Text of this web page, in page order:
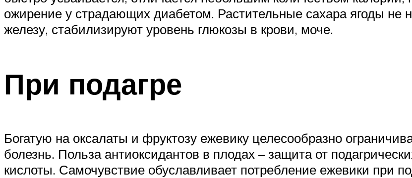
ожирение у страдающих диабетом. Растительные сахара ягоды не
железу, стабилизируют уровень глюкозы в крови, моче.
При подагре
Богатую на оксалаты и фруктозу ежевику целесообразно
болезнь. Польза антиоксидантов в плодах – защита от
кислоты. Самочувствие обуславливает потребление ежевики при